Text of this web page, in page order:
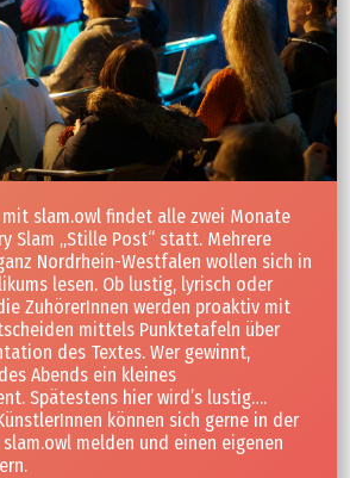
slam.owl findet alle zwei Monate
Slam „Stille Post“ statt. Mehrere
Nordrhein-Westfalen wollen sich in
lesen. Ob lustig, lyrisch oder
ZuhörerInnen werden proaktiv mit
mittels Punktetafeln über
des Textes. Wer gewinnt,
Abends ein kleines
Spätestens hier wird’s lustig….
können sich gerne in der
melden und einen eigenen